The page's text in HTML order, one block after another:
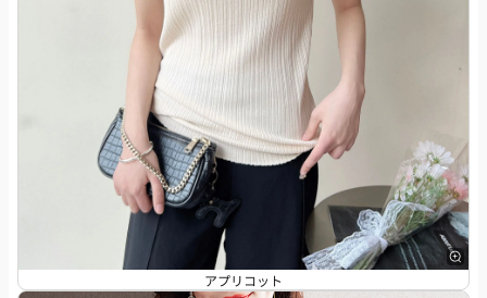
アプリコット